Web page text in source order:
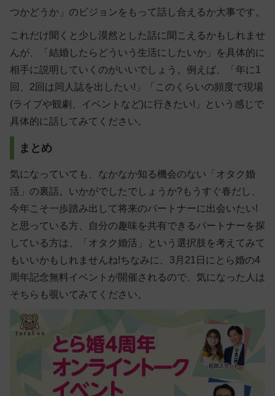
つかどうか」のビジョンをもって話し合えるか大事です。
これだけ聞くと少し漠然とした話に聞こえるかもしれませ
んが、「結婚したらどういう生活にしたいか」を具体的に
相手に説明していくのがいいでしょう。例えば、「年に1
回、2回は同人誌を出したい!」「このくらいの頻度で現場
(ライブや観劇、イベントなど)に行きたい!」という感じで
具体的に話してみてください。
まとめ
気になっていても、なかなか知る機会のない「オタク婚
活」の裏話。いかがでしたでしょうか?もうすぐ春だし、
今年こそ一歩踏み出して将来のパートナーに出会いたい!
と思っている方、自分の趣味を共有できるパートナーを探
している方は、「オタク婚活」という選択肢を考えてみて
もいいかもしれませんね!ちなみに、 3月21日にとら婚の4
周年記念無料イベントが開催されるので、気になった人は
そちらも覗いてみてください。